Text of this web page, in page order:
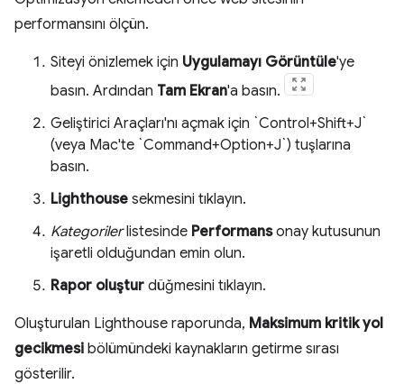
performansını ölçün.
Siteyi önizlemek için Uygulamayı Görüntüle'ye
basın. Ardından Tam Ekran'a basın.
Geliştirici Araçları'nı açmak için `Control+Shift+J`
(veya Mac'te `Command+Option+J`) tuşlarına
basın.
Lighthouse sekmesini tıklayın.
Kategorilerlistesinde Performansonay kutusunun
işaretli olduğundan emin olun.
Rapor oluştur düğmesini tıklayın.
Oluşturulan Lighthouse raporunda, Maksimum kritik yol
gecikmesi bölümündeki kaynakların getirme sırası
gösterilir.